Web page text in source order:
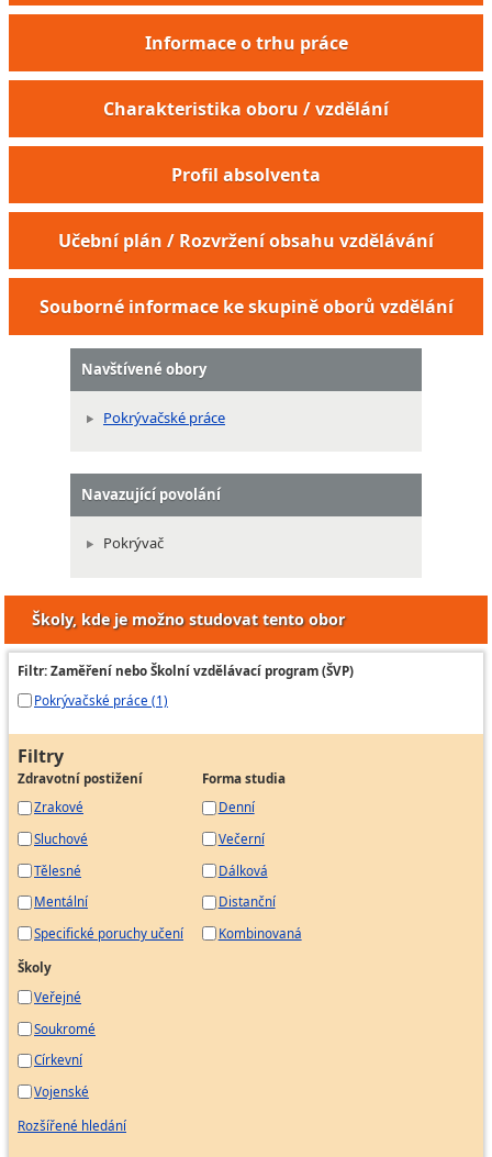
Informace o trhu práce
Charakteristika oboru / vzdělání
Profil absolventa
Učební plán / Rozvržení obsahu vzdělávání
Souborné informace ke skupině oborů vzdělání
Navštívené obory
Pokrývačské práce
Navazující povolání
Pokrývač
Školy, kde je možno studovat tento obor
Filtr: Zaměření nebo Školní vzdělávací program (ŠVP)
Pokrývačské práce (1)
Filtry
Zdravotní postižení
Zrakové
Sluchové
Tělesné
Mentální
Specifické poruchy učení
Forma studia
Denní
Večerní
Dálková
Distanční
Kombinovaná
Školy
Veřejné
Soukromé
Církevní
Vojenské
Rozšířené hledání